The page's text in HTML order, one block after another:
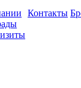
Контакты